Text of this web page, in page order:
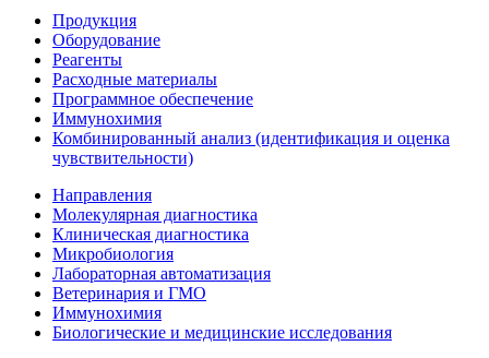
Продукция
Оборудование
Реагенты
Расходные материалы
Программное обеспечение
Иммунохимия
Комбинированный анализ (идентификация и оценка
чувствительности)
Направления
Молекулярная диагностика
Клиническая диагностика
Микробиология
Лабораторная автоматизация
Ветеринария и ГМО
Иммунохимия
Биологические и медицинские исследования